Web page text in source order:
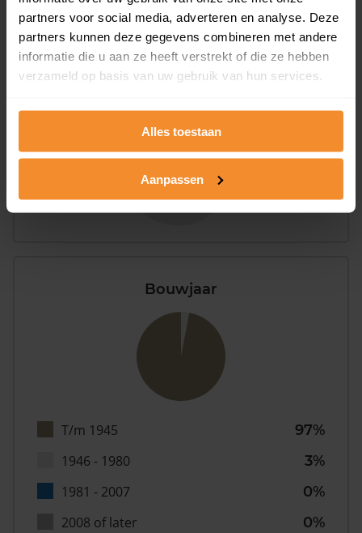
partners voor social media, adverteren en analyse. Deze
partners kunnen deze gegevens combineren met andere
informatie die u aan ze heeft verstrekt of die ze hebben
verzameld op basis van uw gebruik van hun services.
Alles toestaan
Aanpassen
Appartementen
Bouwjaar
T/m 1945
97%
1946 - 1980
3%
1981 - 2007
0%
2008 of later
0%